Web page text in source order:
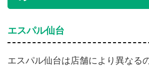
エスパル仙台
エスパル仙台は店舗により異なる